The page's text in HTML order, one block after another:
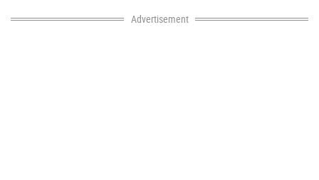
Advertisement